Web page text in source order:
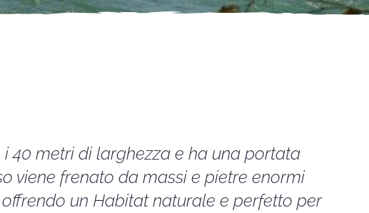
40 metri di larghezza e ha una portata
viene frenato da massi e pietre enormi
un Habitat naturale e perfetto per